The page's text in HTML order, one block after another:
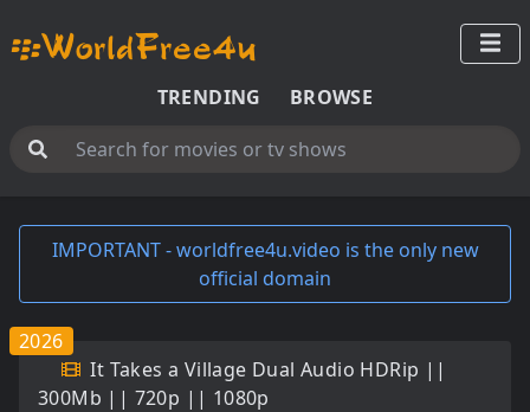
TRENDING BROWSE
IMPORTANT - worldfree4u.video is the only new
official domain
It Takes a Village Dual Audio HDRip ||
300Mb || 720p || 1080p
2026